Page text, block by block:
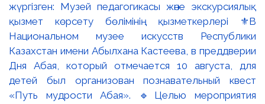
жүргізген: Музей педагогикасы және экскурсиялық
қызмет көрсету бөлімінің қызметкерлері ⚜️В
Национальном музее искусств Республики
Казахстан имени Абылхана Кастеева, в преддверии
Дня Абая, который отмечается 10 августа, для
детей был организован познавательный квест
«Путь мудрости Абая». 🔹Целью мероприятия